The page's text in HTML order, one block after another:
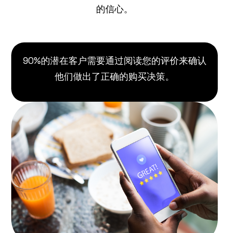
的信心。
90%的潜在客户需要通过阅读您的评价来确认
他们做出了正确的购买决策。